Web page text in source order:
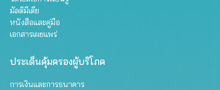
มัลติมีเดีย
หนังสือและคู่มือ
เอกสารเผยแพร่
ประเด็นคุ้มครองผู้บริโภค
การเงินและการธนาคาร